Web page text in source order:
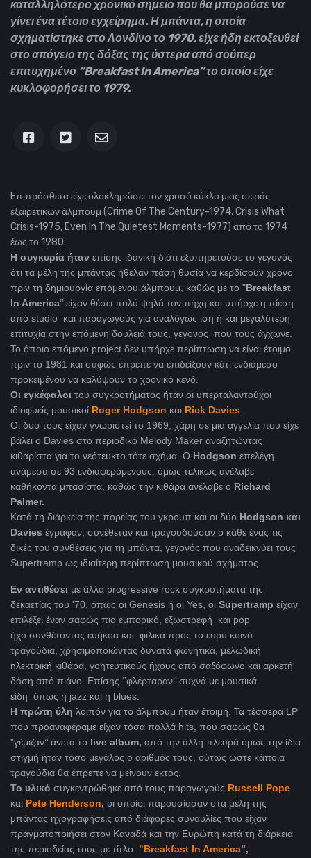
καταλληλότερο χρονικό σημείο που θα μπορούσε να
γίνει ένα τέτοιο εγχείρημα. Η μπάντα, η οποία
σχηματίστηκε στο Λονδίνο το 1970, είχε ήδη εκτοξευθεί
στο απόγειο της δόξας της ύστερα από σούπερ
επιτυχημένο ‘’Breakfast In America’’ το οποίο είχε
κυκλοφορήσει το 1979.
Eπιπρόσθετα είχε ολοκληρώσει τον χρυσό κύκλο μιας σειράς
εξαιρετικών άλμπουμ (Crime Of The Century-1974, Crisis What
Crisis-1975, Even In The Quietest Moments-1977) από το 1974
έως το 1980.
Η συγκυρία ήταν επίσης ιδανική διότι εξυπηρετούσε το γεγονός
ότι τα μέλη της μπάντας ήθελαν πάση θυσία να κερδίσουν χρόνο
πριν τη δημιουργία επόμενου άλμπουμ, καθώς με το "Breakfast
In America’’ είχαν θέσει πολύ ψηλά τον πήχη και υπήρχε η πίεση
από studio και παραγωγούς για αναλόγως ίση ή και μεγαλύτερη
επιτυχία στην επόμενη δουλειά τους, γεγονός που τους άγχωνε.
Το όποιο επόμενο project δεν υπήρχε περίπτωση να είναι έτοιμο
πριν το 1981 και σαφώς έπρεπε να επιδείξουν κάτι ενδιάμεσο
προκειμένου να καλύψουν το χρονικό κενό.
Οι εγκέφαλοι του συγκροτήματος ήταν οι υπερταλαντούχοι
ιδιοφυείς μουσικοί Roger Hodgson και Rick Davies.
Οι δυο τους είχαν γνωριστεί το 1969, χάρη σε μια αγγελία που είχε
βάλει ο Davies στο περιοδικό Melody Maker αναζητώντας
κιθαρίστα για το νεότευκτο τότε σχήμα. Ο Hodgson επελέγη
ανάμεσα σε 93 ενδιαφερόμενους, όμως τελικώς ανέλαβε
καθήκοντα μπασίστα, καθώς την κιθάρα ανέλαβε ο Richard
Palmer.
Κατά τη διάρκεια της πορείας του γκρουπ και οι δύο Hodgson και
Davies έγραφαν, συνέθεταν και τραγουδούσαν ο κάθε ένας τις
δικές του συνθέσεις για τη μπάντα, γεγονός που αναδεικνύει τους
Supertramp ως ιδιαίτερη περίπτωση μουσικού σχήματος.
Εν αντιθέσει με άλλα progressive rock συγκροτήματα της
δεκαετίας του '70, όπως οι Genesis ή οι Yes, oι Supertramp είχαν
επιλέξει έναν σαφώς πιο εμπορικό, εξωστρεφή και pop
ήχο συνθέτοντας ευήκοα και φιλικά προς το ευρύ κοινό
τραγούδια, χρησιμοποιώντας δυνατά φωνητικά, μελωδική
ηλεκτρική κιθάρα, γοητευτικούς ήχους από σαξόφωνο και αρκετή
δόση από πιάνο. Επίσης ‘’φλέρταραν’’ συχνά με μουσικά
είδη όπως η jazz και η blues.
Η πρώτη ύλη λοιπόν για το άλμπουμ ήταν έτοιμη. Τα τέσσερα LP
που προαναφέραμε είχαν τόσα πολλά hits, που σαφώς θα
"γέμιζαν’’ άνετα το live album, από την άλλη πλευρά όμως την ίδια
στιγμή ήταν τόσο μεγάλος ο αριθμός τους, ούτως ώστε κάποια
τραγούδια θα έπρεπε να μείνουν εκτός.
Το υλικό συγκεντρώθηκε από τους παραγωγούς Russell Pope
και Pete Henderson, οι οποίοι παρουσίασαν στα μέλη της
μπάντας ηχογραφήσεις από διάφορες συναυλίες που είχαν
πραγματοποιήσει στον Καναδά και την Ευρώπη κατά τη διάρκεια
της περιοδείας τους με τίτλο: "Breakfast In America’’,